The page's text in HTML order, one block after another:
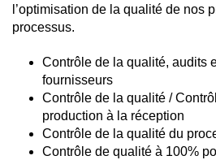
l’optimisation de la qualité de nos
processus.
Contrôle de la qualité, audits
fournisseurs
Contrôle de la qualité /
production à la réception
Contrôle de la qualité du
Contrôle de qualité à 100%